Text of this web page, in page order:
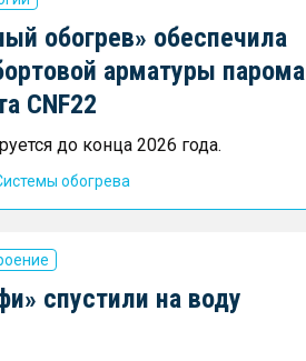
обогрев» обеспечила
арматуры парома
CNF22
до конца 2026 года.
обогрева
спустили на воду